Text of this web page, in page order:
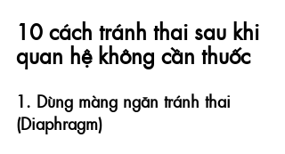
10 cách tránh thai sau khi
quan hệ không cần thuốc
1. Dùng màng ngăn tránh thai
(Diaphragm)